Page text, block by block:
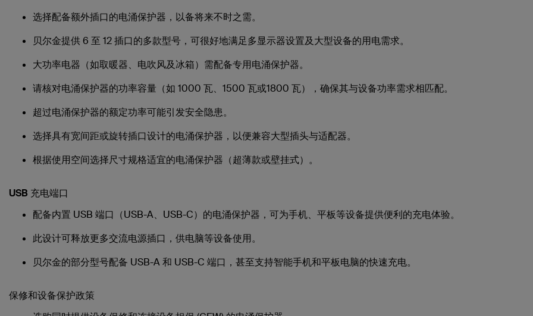
选择配备额外插口的电涌保护器，以备将来不时之需。
贝尔金提供 6 至 12 插口的多款型号，可很好地满足多显示器设置及大型设备的用电需求。
大功率电器（如取暖器、电吹风及冰箱）需配备专用电涌保护器。
请核对电涌保护器的功率容量（如 1000 瓦、1500 瓦或1800 瓦），确保其与设备功率需求相匹配。
超过电涌保护器的额定功率可能引发安全隐患。
选择具有宽间距或旋转插口设计的电涌保护器，以便兼容大型插头与适配器。
根据使用空间选择尺寸规格适宜的电涌保护器（超薄款或壁挂式）。
USB 充电端口
配备内置 USB 端口（USB-A、USB-C）的电涌保护器，可为手机、平板等设备提供便利的充电体验。
此设计可释放更多交流电源插口，供电脑等设备使用。
贝尔金的部分型号配备 USB-A 和 USB-C 端口，甚至支持智能手机和平板电脑的快速充电。
保修和设备保护政策